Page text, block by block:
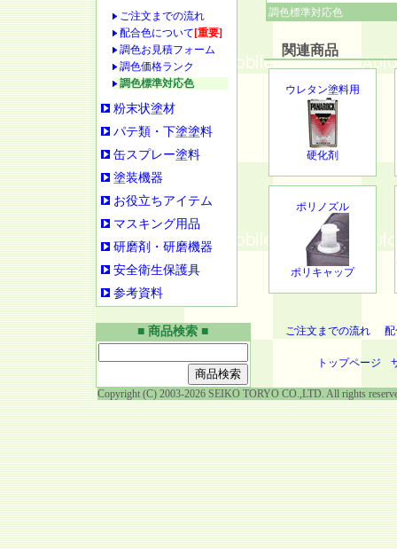
調色標準対応色
関連商品
ウレタン塗料用
硬化剤
ポリノズル
ポリキャップ
ご注文までの流れ
トップページ
ご注文までの流れ
配合色について [重要]
調色お見積フォーム
調色価格ランク
調色標準対応色
粉末状塗材
パテ類・下塗塗料
缶スプレー塗料
塗装機器
お役立ちアイテム
マスキング用品
研磨剤・研磨機器
安全衛生保護具
参考資料
■ 商品検索 ■
Copyright (C) 2003-2026 SEIKO TORYO CO.,LTD. All rights